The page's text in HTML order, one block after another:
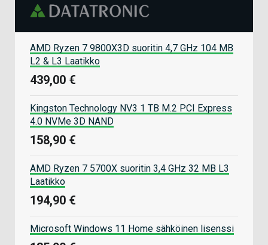
AMD Ryzen 7 9800X3D suoritin 4,7 GHz 104 MB
L2 & L3 Laatikko
439,00 €
Kingston Technology NV3 1 TB M.2 PCI Express
4.0 NVMe 3D NAND
158,90 €
AMD Ryzen 7 5700X suoritin 3,4 GHz 32 MB L3
Laatikko
194,90 €
Microsoft Windows 11 Home sähköinen lisenssi